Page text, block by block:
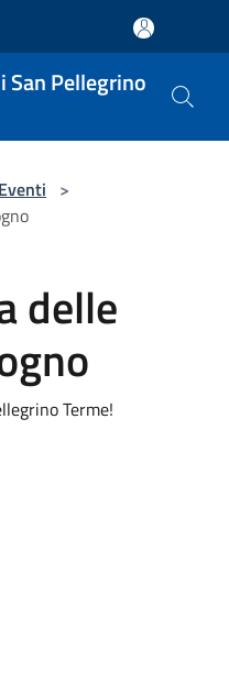
San Pellegrino
Eventi >
delle
Terme!